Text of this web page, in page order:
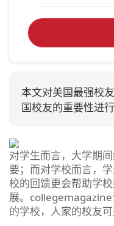
本文对美国最强校
国校友的重要性进
对学生而言，大学期
要；而对学校而言，
校的回馈更会帮助学
展。
的学校，人家的校友